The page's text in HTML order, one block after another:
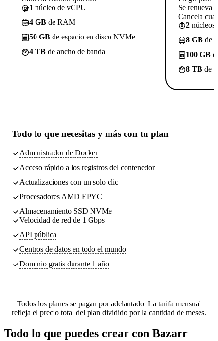
1 núcleo de vCPU
4 GB de RAM
50 GB de espacio en disco NVMe
4 TB de ancho de banda
Se renueva
Cancela
2 núcleos
8 GB de
100 GB
8 TB de
Todo lo que necesitas y más con tu plan
Administrador de Docker
Acceso rápido a los registros del contenedor
Actualizaciones con un solo clic
Procesadores AMD EPYC
Almacenamiento SSD NVMe
Velocidad de red de 1 Gbps
API pública
Centros de datos en todo el mundo
Dominio gratis durante 1 año
Todos los planes se pagan por adelantado. La tarifa mensual
refleja el precio total del plan dividido por la cantidad de meses.
Todo lo que puedes crear con Bazarr